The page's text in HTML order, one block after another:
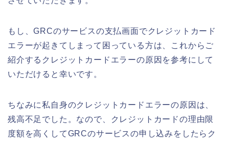
もし、GRCのサービスの支払画面でクレジットカード
エラーが起きてしまって困っている方は、これからご
紹介するクレジットカードエラーの原因を参考にして
いただけると幸いです。
ちなみに私自身のクレジットカードエラーの原因は、
残高不足でした。なので、クレジットカードの理由限
度額を高くしてGRCのサービスの申し込みをしたらク